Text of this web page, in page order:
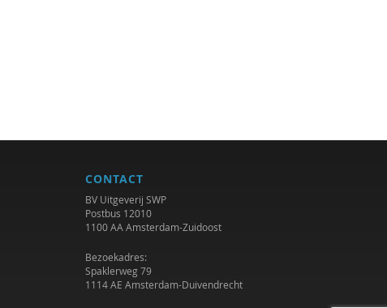
CONTACT
BV Uitgeverij SWP
Postbus 12010
1100 AA Amsterdam-Zuidoost
Bezoekadres:
Spaklerweg 79
1114 AE Amsterdam-Duivendrecht